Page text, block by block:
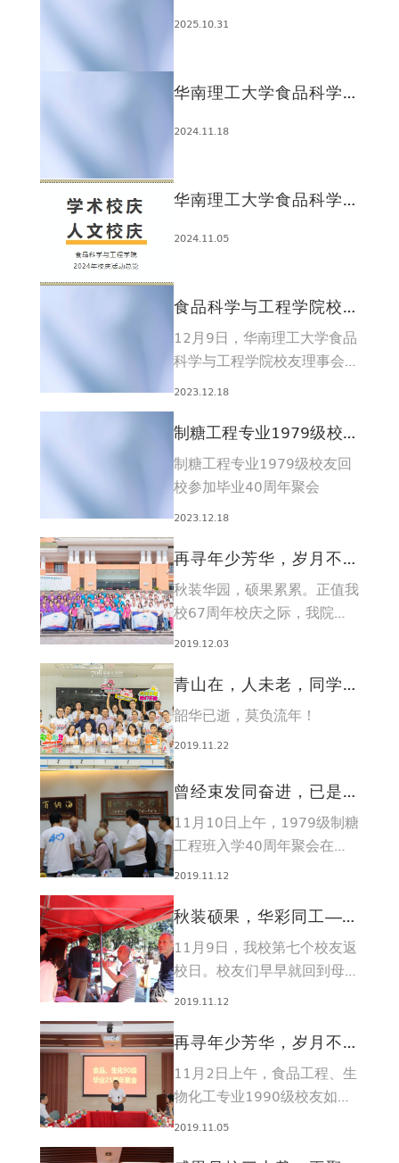
2025.10.31
华南理工大学食品科学与
启事
2024.11.18
华南理工大学食品科学与
友回家！
2024.11.05
食品科学与工程学院校友
理事会2023年年会顺利举
行
12月9日，华南理工大学食品
科学与工程学院校友理事会
2023年年会顺利举行。
2023.12.18
制糖工程专业1979级校友
回校参加毕业40周年聚会
制糖工程专业1979级校友回
校参加毕业40周年聚会
2023.12.18
再寻年少芳华，岁月不改
深情——校庆期间四百余
位校友回院欢聚
秋装华园，硕果累累。正值我
校67周年校庆之际，我院也
迎来了校友返校的热潮。校庆
40...
2019.12.03
青山在，人未老，同学情
正浓——记2008届制糖工
程专业毕业11周年聚...
韶华已逝，莫负流年！
2019.11.22
曾经束发同奋进，已是花
甲会耄耋——记79级制糖
工程班入学40周年聚...
11月10日上午，1979级制糖
工程班入学40周年聚会在我
院东糖厅举行。
2019.11.12
秋装硕果，华彩同工——
记11月9日校友返校日
11月9日，我校第七个校友返
校日。校友们早早就回到母
校，参加这一年一度的盛会。
2019.11.12
再寻年少芳华，岁月不改
深情—记食品、生化90级
毕业25周年聚会
11月2日上午，食品工程、生
物化工专业1990级校友如约
返校，于学院东糖厅庆祝毕业
25周年。
2019.11.05